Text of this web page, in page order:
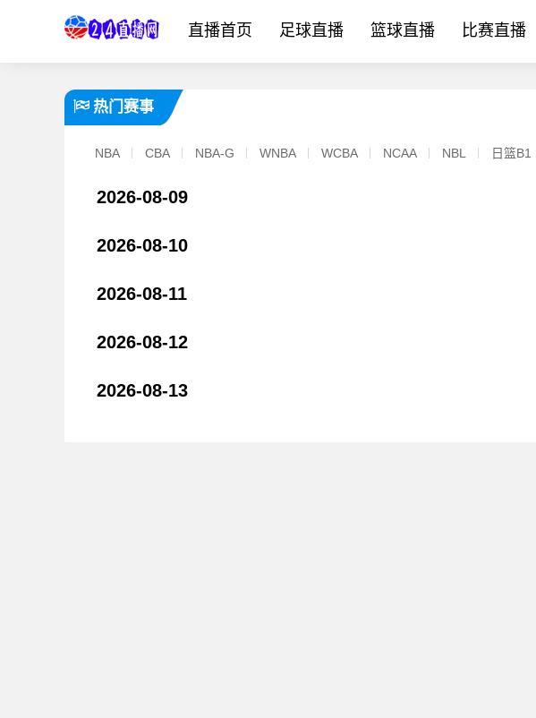
直播首页 足球直播 篮球直播 比赛直播
热门赛事
NBA CBA NBA-G WNBA WCBA NCAA NBL 日篮B1
2026-08-09
2026-08-10
2026-08-11
2026-08-12
2026-08-13
[体育直击]图片报：金玟哉济州热身⬆️赛后请拜仁全队吃韩式炸